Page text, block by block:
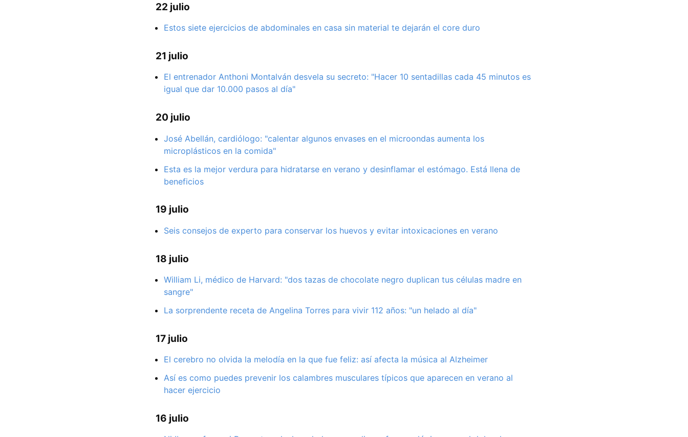
22 julio
Estos siete ejercicios de abdominales en casa sin material te dejarán el core duro
21 julio
El entrenador Anthoni Montalván desvela su secreto: "Hacer 10 sentadillas cada 45 minutos es
igual que dar 10.000 pasos al día"
20 julio
José Abellán, cardiólogo: "calentar algunos envases en el microondas aumenta los
microplásticos en la comida"
Esta es la mejor verdura para hidratarse en verano y desinflamar el estómago. Está llena de
beneficios
19 julio
Seis consejos de experto para conservar los huevos y evitar intoxicaciones en verano
18 julio
William Li, médico de Harvard: "dos tazas de chocolate negro duplican tus células madre en
sangre"
La sorprendente receta de Angelina Torres para vivir 112 años: "un helado al día"
17 julio
El cerebro no olvida la melodía en la que fue feliz: así afecta la música al Alzheimer
Así es como puedes prevenir los calambres musculares típicos que aparecen en verano al
hacer ejercicio
16 julio